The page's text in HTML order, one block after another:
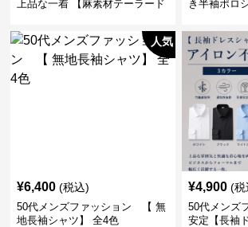
上品な一着 【麻素材テーラード
き半袖ポロ
人気
¥6,400 (税込)
50代メンズファッション 【 無
地長袖シャツ】 全4色
¥4,900 (税
50代メンズ
安定【長袖